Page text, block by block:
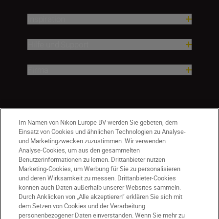
AT Nikon Sites
Kontaktieren Sie uns Datenschutzhinweis
Im Namen von Nikon Europe BV werden Sie gebeten, dem
Einsatz von Cookies und ähnlichen Technologien zu Analyse-
und Marketingzwecken zuzustimmen. Wir verwenden
Analyse-Cookies, um aus den gesammelten
Benutzerinformationen zu lernen. Drittanbieter nutzen
Marketing-Cookies, um Werbung für Sie zu personalisieren
und deren Wirksamkeit zu messen. Drittanbieter-Cookies
können auch Daten außerhalb unserer Websites sammeln.
Durch Anklicken von „Alle akzeptieren“ erklären Sie sich mit
dem Setzen von Cookies und der Verarbeitung
personenbezogener Daten einverstanden. Wenn Sie mehr zu